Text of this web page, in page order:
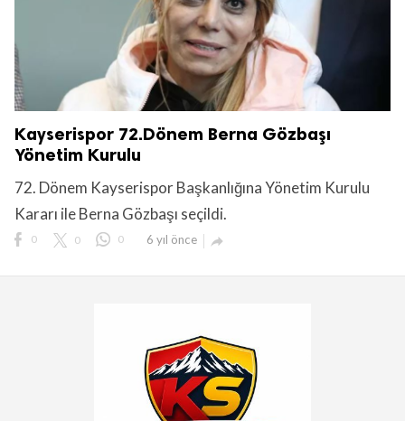
Kayserispor 72.Dönem Berna Gözbaşı
Yönetim Kurulu
72. Dönem Kayserispor Başkanlığına Yönetim Kurulu
Kararı ile Berna Gözbaşı seçildi.
0 0 0 6 yıl önce 